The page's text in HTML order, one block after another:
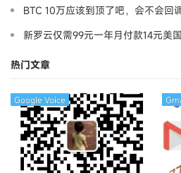
BTC 10万应该到顶了吧，会不会回
新罗云仅需99元一年月付款14元美
热门文章
Google Voice